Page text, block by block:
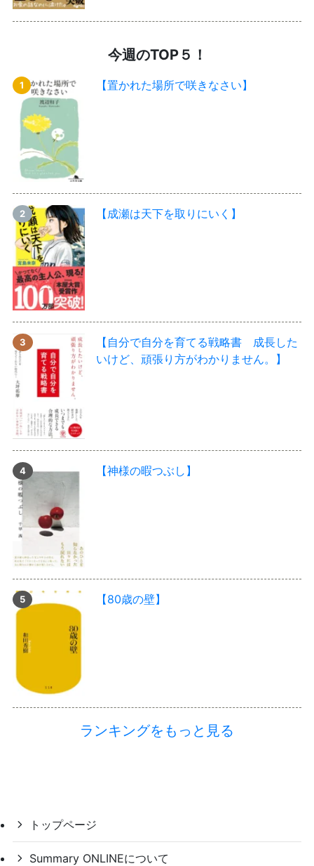
今週のTOP５！
【置かれた場所で咲きなさい】
【成瀬は天下を取りにいく】
【自分で自分を育てる戦略書 成長した
いけど、頑張り方がわかりません。】
【神様の暇つぶし】
【80歳の壁】
ランキングをもっと見る
トップページ
Summary ONLINEについて